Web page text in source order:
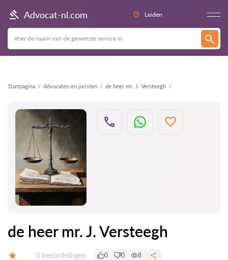
Advocat-nl.com Leiden
Startpagina Advocaten en juristen de heer mr. J. Versteegh
Terug
de heer mr. J. Versteegh
Getuigenissen:
0 beoordelingen 0 0 8